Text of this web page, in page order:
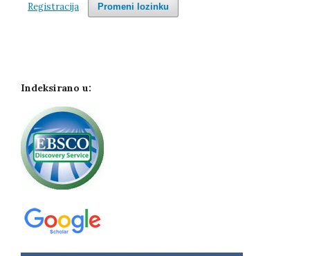
Promeni lozinku
Registracija
Indeksirano u: